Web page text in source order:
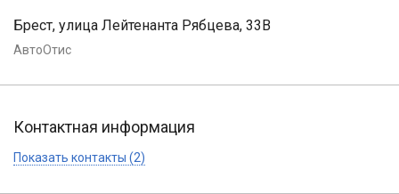
Брест, улица Лейтенанта Рябцева, 33В
АвтоОтис
Контактная информация
Показать контакты (2)